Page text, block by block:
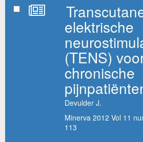
elektrische
(TENS)
chronische
Devulder J.
Minerva 2012 Vol 11
113